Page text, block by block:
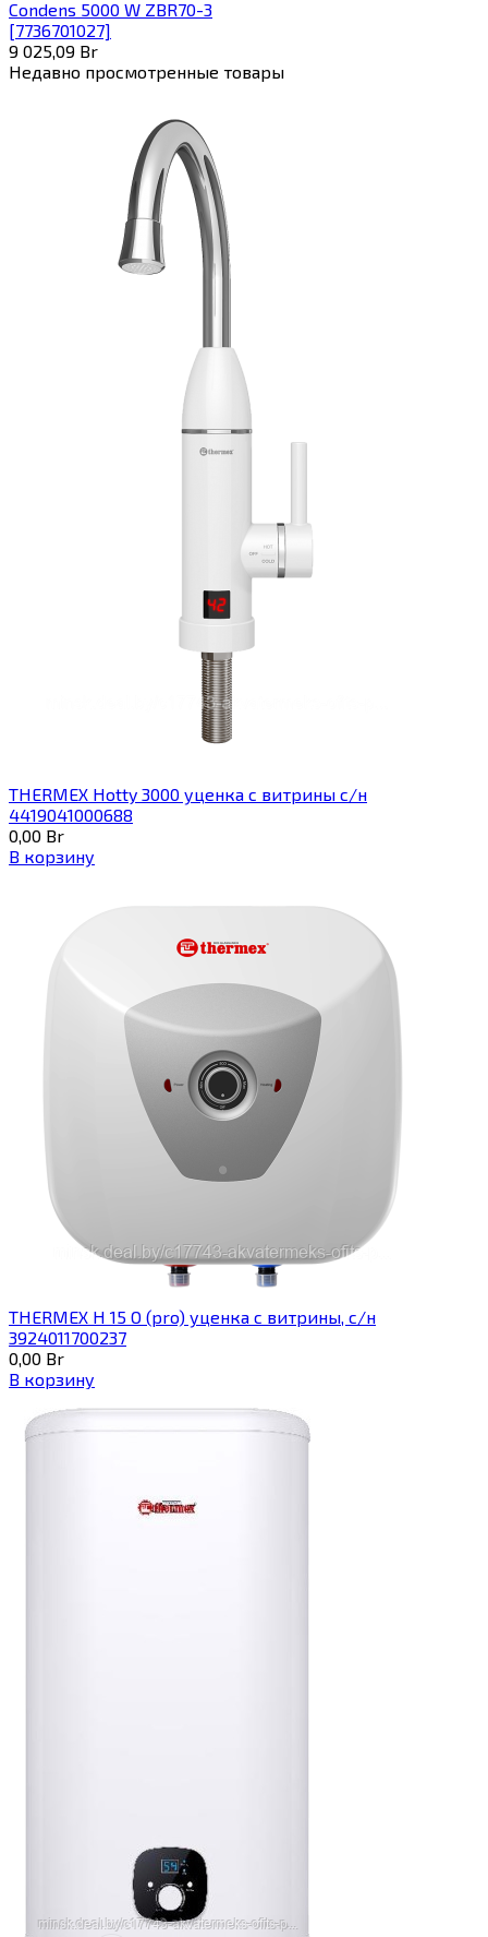
Condens 5000 W ZBR70-3
[7736701027]
9 025,09 Br
Недавно просмотренные товары
THERMEX Hotty 3000 уценка с витрины с/н
4419041000688
0,00 Br
В корзину
THERMEX H 15 O (pro) уценка с витрины, с/н
3924011700237
0,00 Br
В корзину